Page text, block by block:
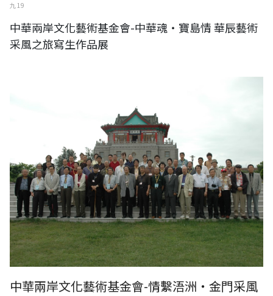
九 19
中華兩岸文化藝術基金會-中華魂‧寶島情 華辰藝術
采風之旅寫生作品展
中華兩岸文化藝術基金會-情繫浯洲‧金門采風